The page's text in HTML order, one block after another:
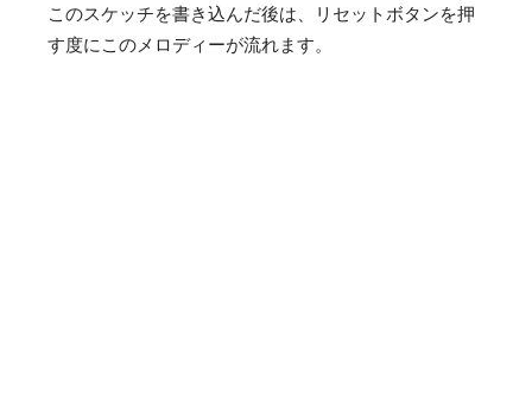
このスケッチを書き込んだ後は、リセットボタンを押
す度にこのメロディーが流れます。